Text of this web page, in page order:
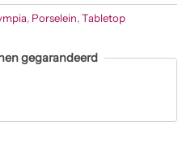
, Porselein,Tabletop
gegarandeerd